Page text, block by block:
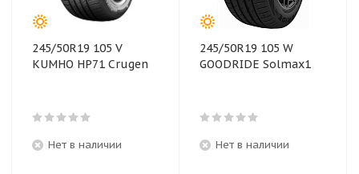
245/50R19 105 V
KUMHO HP71 Crugen
Нет в наличии
245/50R19 105 W
GOODRIDE Solmax1
Нет в наличии